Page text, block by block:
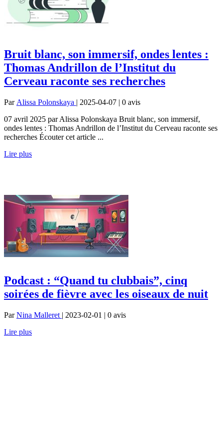
Bruit blanc, son immersif, ondes lentes :
Thomas Andrillon de l’Institut du
Cerveau raconte ses recherches
Par Alissa Polonskaya | 2025-04-07 | 0 avis
07 avril 2025 par Alissa Polonskaya Bruit blanc, son immersif,
ondes lentes : Thomas Andrillon de l’Institut du Cerveau raconte ses
recherches Écouter cet article ...
Lire plus
Podcast : “Quand tu clubbais”, cinq
soirées de fièvre avec les oiseaux de nuit
ParNina Malleret | 2023-02-01 | 0 avis
Lire plus